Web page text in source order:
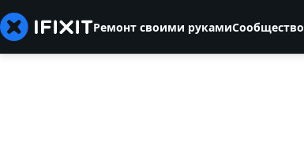
Ремонт своими рукамиСообщество